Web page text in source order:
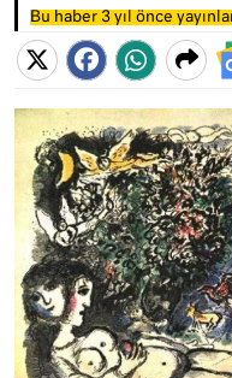
Bu haber 3 yıl önce